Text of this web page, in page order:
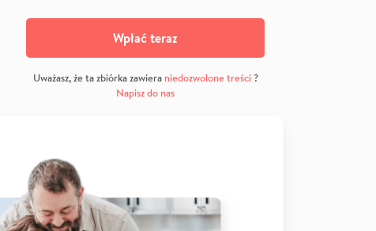
Wpłać teraz
Uważasz, że ta zbiórka zawiera niedozwolone treści?
Napisz do nas